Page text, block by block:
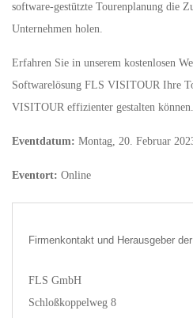
software-gestützte Tourenplanung die
Unternehmen holen.
Erfahren Sie in unserem kostenlosen
Softwarelösung FLS VISITOUR Ihre
VISITOUR effizienter gestalten können.
Eventdatum: Montag, 20. Februar
Eventort: Online
Firmenkontakt und Herausgeber
FLS GmbH
Schloßkoppelweg 8